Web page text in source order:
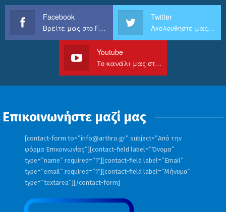
Facebook
Βρείτε μας στο Facebook
Twitter
Ακολουθήστε μας στο Twitter
Youtube
Το κανάλι μας στο Youtube
Επικοινωνήστε μαζί μας
[contact-form to=”info@arthro.gr” subject=”Από την
φόρμα Επικοινωνίας”][contact-field label=”Όνομα”
type=”name” required=”1″][contact-field label=”Email”
type=”email” required=”1″][contact-field label=”Μήνυμα”
type=”textarea”][/contact-form]